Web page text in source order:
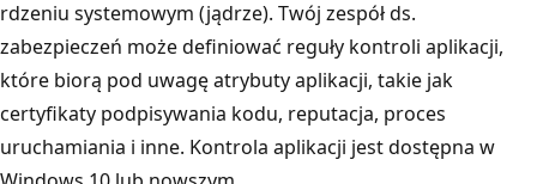
rdzeniu systemowym (jądrze). Twój zespół ds.
zabezpieczeń może definiować reguły kontroli aplikacji,
które biorą pod uwagę atrybuty aplikacji, takie jak
certyfikaty podpisywania kodu, reputacja, proces
uruchamiania i inne. Kontrola aplikacji jest dostępna w